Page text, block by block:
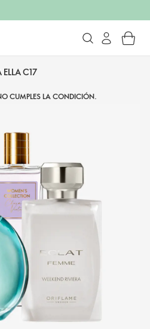
C17
CUMPLES LA CONDICIÓN.